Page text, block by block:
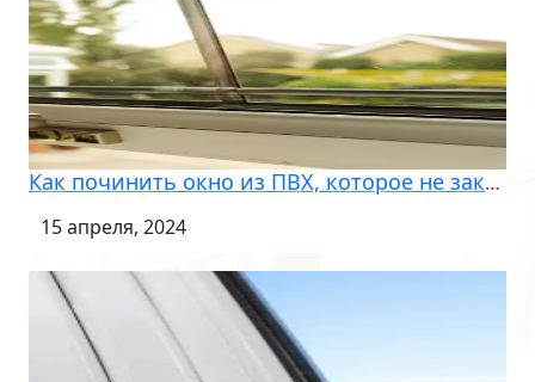
Как починить окно из ПВХ, которое не закрывается?
15 апреля, 2024